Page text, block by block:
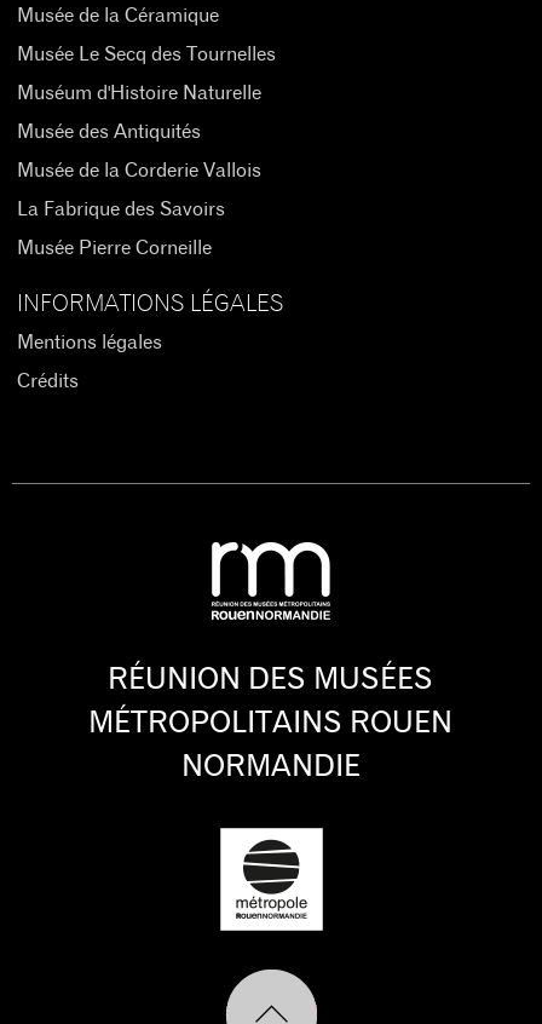
Musée de la Céramique
Musée Le Secq des Tournelles
Muséum d'Histoire Naturelle
Musée des Antiquités
Musée de la Corderie Vallois
La Fabrique des Savoirs
Musée Pierre Corneille
INFORMATIONS LÉGALES
Mentions légales
Crédits
RÉUNION DES MUSÉES
MÉTROPOLITAINS ROUEN
NORMANDIE